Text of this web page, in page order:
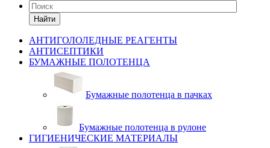
Найти
АНТИГОЛОЛЕДНЫЕ РЕАГЕНТЫ
АНТИСЕПТИКИ
БУМАЖНЫЕ ПОЛОТЕНЦА
Бумажные полотенца в пачках
Бумажные полотенца в рулоне
ГИГИЕНИЧЕСКИЕ МАТЕРИАЛЫ